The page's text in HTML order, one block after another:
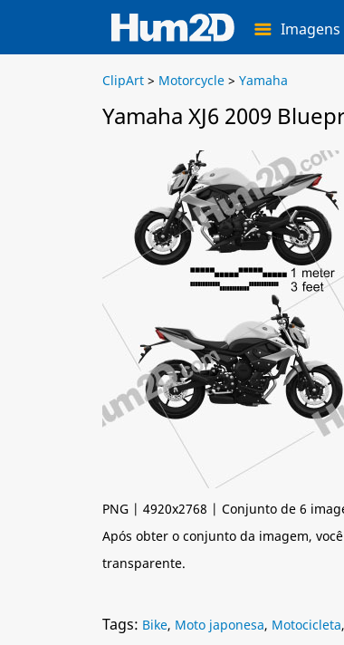
Imagens
ClipArt > Motorcycle > Yamaha
Yamaha XJ6 2009
PNG | 4920x2768 | Conjunto de 6
Após obter o conjunto da imagem,
transparente.
Tags: Bike, Moto japonesa, Motocicleta,